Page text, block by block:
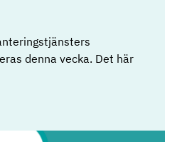
denna vecka. Det här